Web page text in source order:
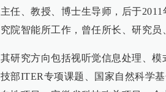
主任、教授、博士生导师，后于
究院智能所工作，曾任所长、研究员
其研究方向包括视听觉信息处理、
技部ITER专项课题、国家自然科学